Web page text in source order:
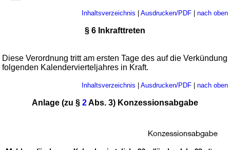
Inhaltsverzeichnis | Ausdrucken/PDF| nach oben
§ 6 Inkrafttreten
Diese Verordnung tritt am ersten Tage des auf die Verkündung
folgenden Kalendervierteljahres in Kraft.
Inhaltsverzeichnis | Ausdrucken/PDF| nach oben
Anlage (zu § 2Abs. 3) Konzessionsabgabe